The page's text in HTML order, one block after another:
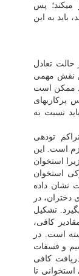
می‏کند؛ پس
باید به این
حالت تعادل
نقش مهمی
ممکن است
پرکاری‏های
نسبت به
توده‏ی
است. این
استخوان
استخوان
نشان داده
دختران، در
تشکیل
کافی،
است. در
و فسفات
کافی
تا